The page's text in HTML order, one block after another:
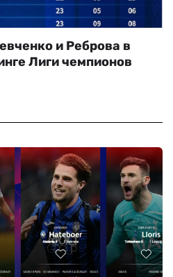
и Реброва в
Лиги чемпионов